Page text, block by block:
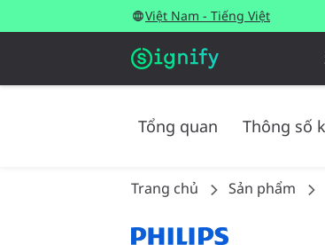
Việt Nam - Tiếng Việt
Tổng quan Thông số
Trang chủ Sản phẩm